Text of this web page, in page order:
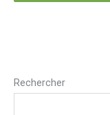
Rechercher